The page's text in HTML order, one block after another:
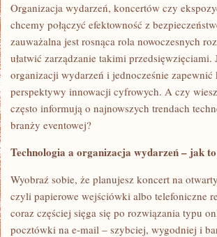
ŚWIATA!
NAJWAŻNIEJSZE
WYDARZENIA
Z
DNI
Organizacja wydarzeń, koncertów czy
chcemy połączyć efektowność z
zauważalna jest rosnąca rola nowoczesnych
ułatwić zarządzanie takimi
organizacji wydarzeń i jednocześnie
perspektywy innowacji cyfrowych. A czy
często informują o najnowszych trendach
branży eventowej?
Technologia a organizacja wydarzeń – jak to
Wyobraź sobie, że planujesz koncert na
czyli papierowe wejściówki albo telefoniczne
coraz częściej sięga się po rozwiązania typu
pocztówki na e-mail – szybciej, wygodniej i